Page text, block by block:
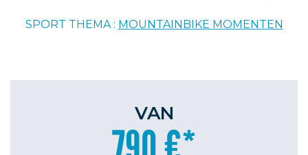
SPORT THEMA : MOUNTAINBIKE MOMENTEN
VAN